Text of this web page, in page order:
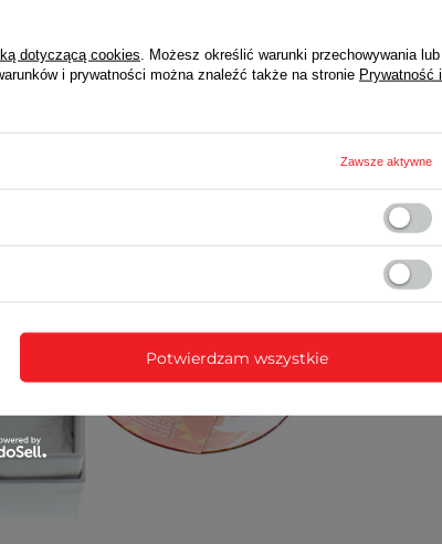
dotyczącą cookies . Możesz określić warunki przechowywania lub
i prywatności można znaleźć także na stronie Prywatność i
Zawsze aktywne
Potwierdzam wszystkie